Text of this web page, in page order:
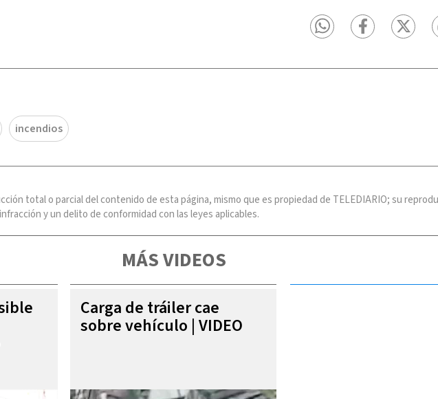
incendios
total o parcial del contenido de esta página, mismo que es propiedad de TELEDIARIO; su
y un delito de conformidad con las leyes aplicables.
MÁS VIDEOS
Carga de tráiler cae
sobre vehículo | VIDEO